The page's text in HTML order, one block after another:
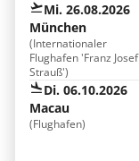
Mi. 26.08.2026
München
(Internationaler
Flughafen 'Franz Josef
Strauß')
Di. 06.10.2026
Macau
(Flughafen)